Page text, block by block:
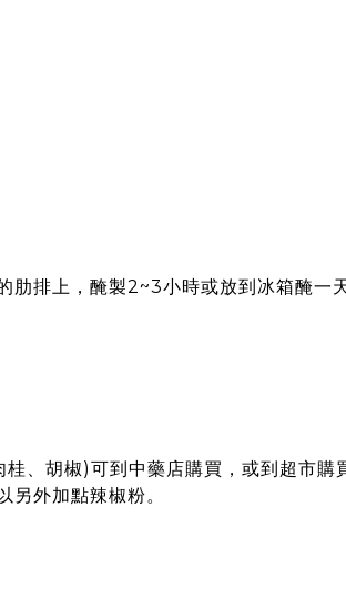
肋排上，醃製2~3小時或放到冰箱醃一
、胡椒)可到中藥店購買，或到超市
另外加點辣椒粉。